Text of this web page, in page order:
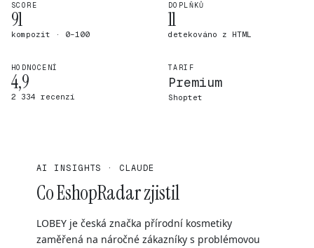
SCORE
91
kompozit · 0–100
DOPLŇKŮ
11
detekováno z HTML
HODNOCENÍ
4,9
2 334 recenzí
TARIF
Premium
Shoptet
AI INSIGHTS · CLAUDE
Co EshopRadar zjistil
LOBEY je česká značka přírodní kosmetiky
zaměřená na náročné zákazníky s problémovou